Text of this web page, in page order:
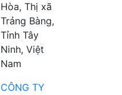
Hòa, Thị xã
Trảng Bàng,
Tỉnh Tây
Ninh, Việt
Nam
CÔNG TY